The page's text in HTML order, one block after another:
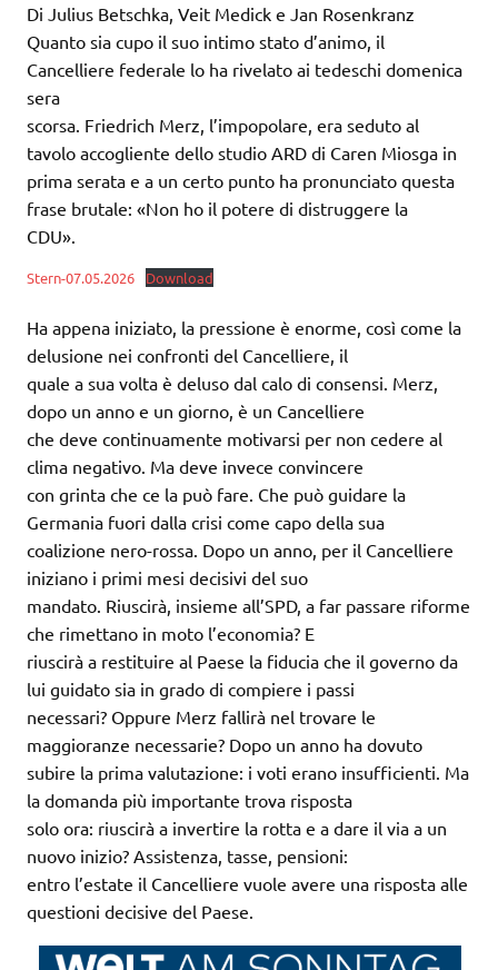
Di Julius Betschka, Veit Medick e Jan Rosenkranz
Quanto sia cupo il suo intimo stato d’animo, il
Cancelliere federale lo ha rivelato ai tedeschi domenica
sera
scorsa. Friedrich Merz, l’impopolare, era seduto al
tavolo accogliente dello studio ARD di Caren Miosga in
prima serata e a un certo punto ha pronunciato questa
frase brutale: «Non ho il potere di distruggere la
CDU».
Stern-07.05.2026 Download
Ha appena iniziato, la pressione è enorme, così come la
delusione nei confronti del Cancelliere, il
quale a sua volta è deluso dal calo di consensi. Merz,
dopo un anno e un giorno, è un Cancelliere
che deve continuamente motivarsi per non cedere al
clima negativo. Ma deve invece convincere
con grinta che ce la può fare. Che può guidare la
Germania fuori dalla crisi come capo della sua
coalizione nero-rossa. Dopo un anno, per il Cancelliere
iniziano i primi mesi decisivi del suo
mandato. Riuscirà, insieme all’SPD, a far passare riforme
che rimettano in moto l’economia? E
riuscirà a restituire al Paese la fiducia che il governo da
lui guidato sia in grado di compiere i passi
necessari? Oppure Merz fallirà nel trovare le
maggioranze necessarie? Dopo un anno ha dovuto
subire la prima valutazione: i voti erano insufficienti. Ma
la domanda più importante trova risposta
solo ora: riuscirà a invertire la rotta e a dare il via a un
nuovo inizio? Assistenza, tasse, pensioni:
entro l’estate il Cancelliere vuole avere una risposta alle
questioni decisive del Paese.